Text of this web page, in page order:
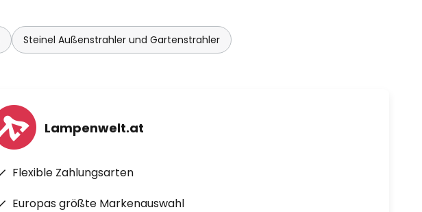
Steinel Außenstrahler und Gartenstrahler
Lampenwelt.at
Flexible Zahlungsarten
Europas größte Markenauswahl